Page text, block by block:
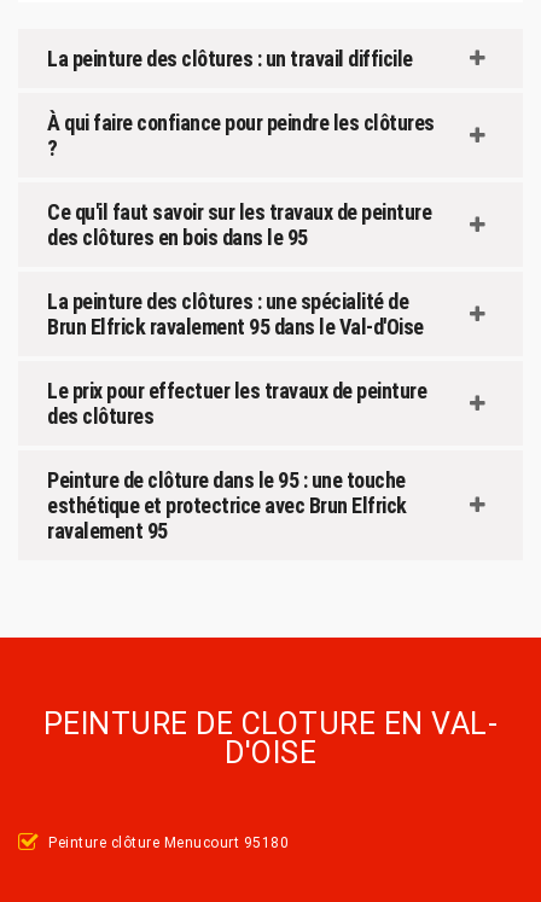
La peinture des clôtures : un travail difficile
À qui faire confiance pour peindre les clôtures
?
Ce qu'il faut savoir sur les travaux de peinture
des clôtures en bois dans le 95
La peinture des clôtures : une spécialité de
Brun Elfrick ravalement 95 dans le Val-d'Oise
Le prix pour effectuer les travaux de peinture
des clôtures
Peinture de clôture dans le 95 : une touche
esthétique et protectrice avec Brun Elfrick
ravalement 95
PEINTURE DE CLOTURE EN VAL-
D'OISE
Peinture clôture Menucourt 95180